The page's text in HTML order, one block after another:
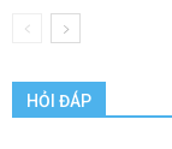
HỎI ĐÁP